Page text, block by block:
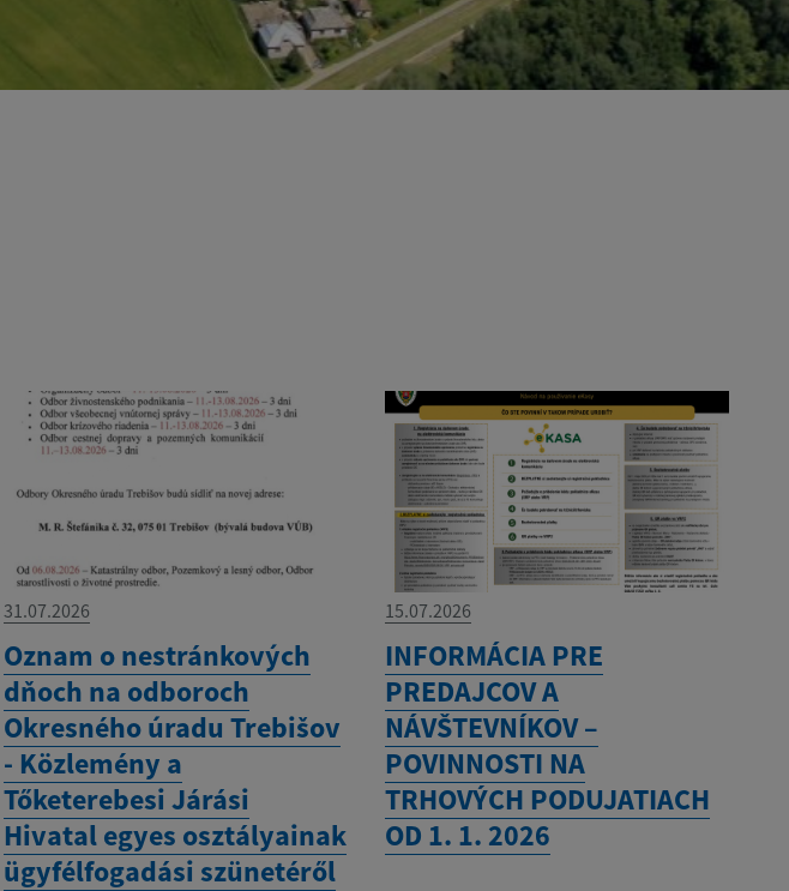
31.07.2026
Oznam o nestránkových
dňoch na odboroch
Okresného úradu Trebišov
- Közlemény a
Tőketerebesi Járási
Hivatal egyes osztályainak
ügyfélfogadási szünetéről
15.07.2026
INFORMÁCIA PRE
PREDAJCOV A
NÁVŠTEVNÍKOV –
POVINNOSTI NA
TRHOVÝCH PODUJATIACH
OD 1. 1. 2026